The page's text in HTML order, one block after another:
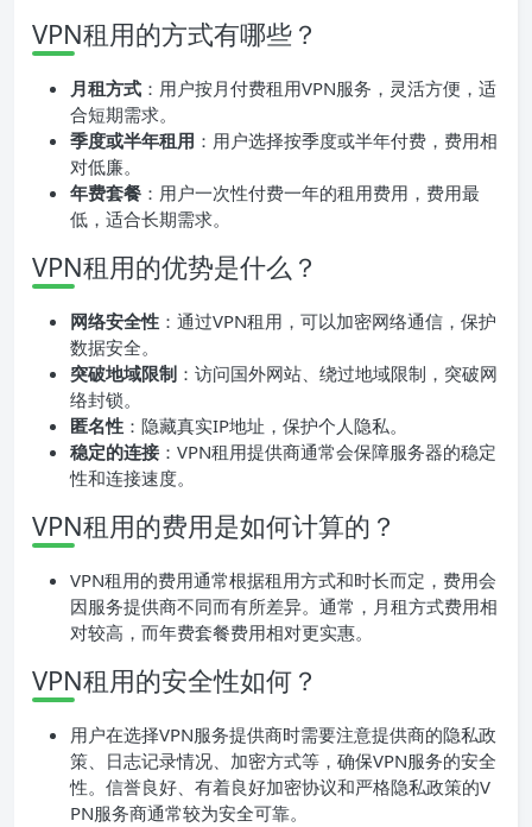
VPN租用的方式有哪些？
月租方式 ：用户按月付费租用VPN服务，灵活方便，适
合短期需求。
季度或半年租用 ：用户选择按季度或半年付费，费用相
对低廉。
年费套餐 ：用户一次性付费一年的租用费用，费用最
低，适合长期需求。
VPN租用的优势是什么？
网络安全性 ：通过VPN租用，可以加密网络通信，保护
数据安全。
突破地域限制 ：访问国外网站、绕过地域限制，突破网
络封锁。
匿名性 ：隐藏真实IP地址，保护个人隐私。
稳定的连接 ：VPN租用提供商通常会保障服务器的稳定
性和连接速度。
VPN租用的费用是如何计算的？
VPN租用的费用通常根据租用方式和时长而定，费用会
因服务提供商不同而有所差异。通常，月租方式费用相
对较高，而年费套餐费用相对更实惠。
VPN租用的安全性如何？
用户在选择VPN服务提供商时需要注意提供商的隐私政
策、日志记录情况、加密方式等，确保VPN服务的安全
性。信誉良好、有着良好加密协议和严格隐私政策的V
PN服务商通常较为安全可靠。